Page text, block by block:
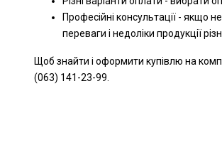
Професійні консультації - якщо
переваги і недоліки продукції
Щоб знайти і оформити купівлю на
(063) 141-23-99.